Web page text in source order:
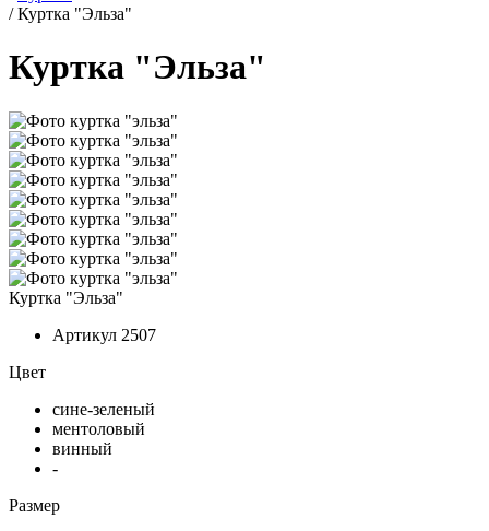
/ Куртка "Эльза"
Куртка "Эльза"
Куртка "Эльза"
Артикул 2507
Цвет
сине-зеленый
ментоловый
винный
-
Размер